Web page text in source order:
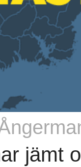
jämt